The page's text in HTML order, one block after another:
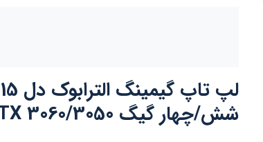
شش/چهار گیگ RTX 3060/3050